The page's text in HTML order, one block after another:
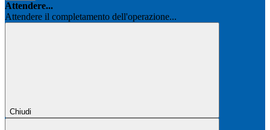
Attendere...
Attendere il completamento dell'operazione...
Chiudi